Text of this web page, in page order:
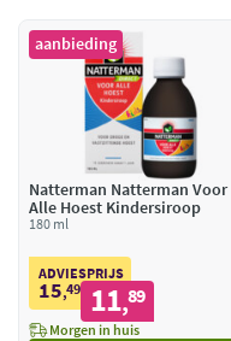
aanbieding
Natterman Natterman Voor
Alle Hoest Kindersiroop
180 ml
ADVIESPRIJS
15,49 11,89
Morgen in huis